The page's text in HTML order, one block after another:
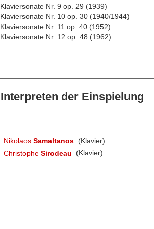
Klaviersonate Nr. 9 op. 29 (1939)
Klaviersonate Nr. 10 op. 30 (1940/1944)
Klaviersonate Nr. 11 op. 40 (1952)
Klaviersonate Nr. 12 op. 48 (1962)
Interpreten der Einspielung
Nikolaos Samaltanos (Klavier)
Christophe Sirodeau (Klavier)